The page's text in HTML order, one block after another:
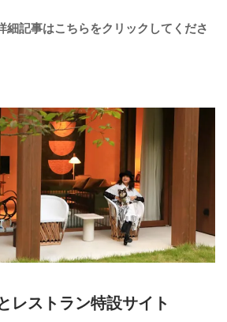
記事はこちらをクリックしてくださ
レストラン特設サイト